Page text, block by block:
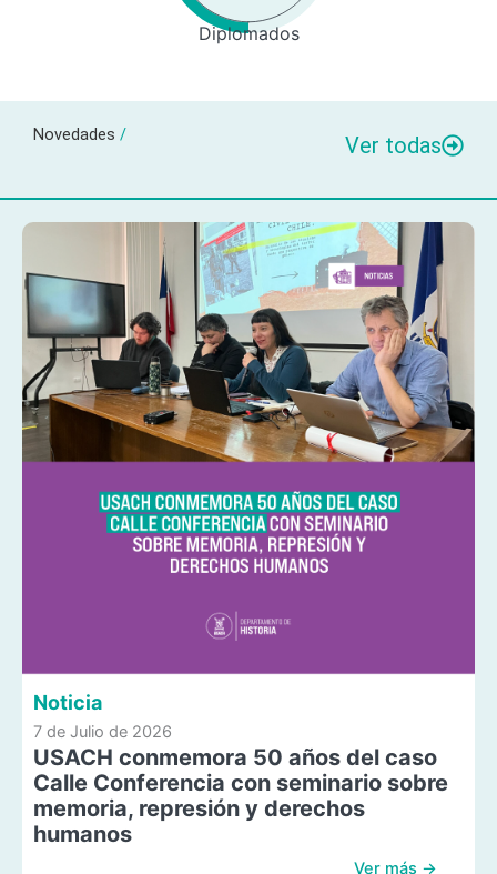
Diplomados
Novedades / Ver todas
Noticia
7 de Julio de 2026
USACH conmemora 50 años del caso
Calle Conferencia con seminario sobre
memoria, represión y derechos
humanos
Ver más →